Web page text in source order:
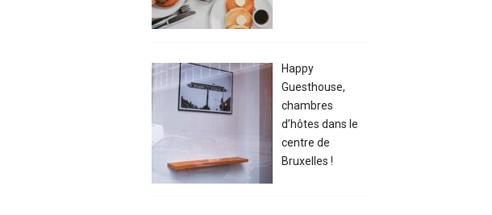
Happy
Guesthouse,
chambres
d’hôtes dans le
centre de
Bruxelles !